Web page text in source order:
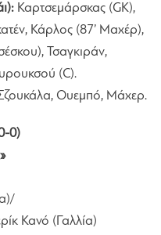
Καρτσεμάρσκας (GK),
Κάρλος (87’ Μαχέρ),
Τσαγκιράν,
(C).
Ουεμπό, Μάχερ.
0)
Κανό (Γαλλία)